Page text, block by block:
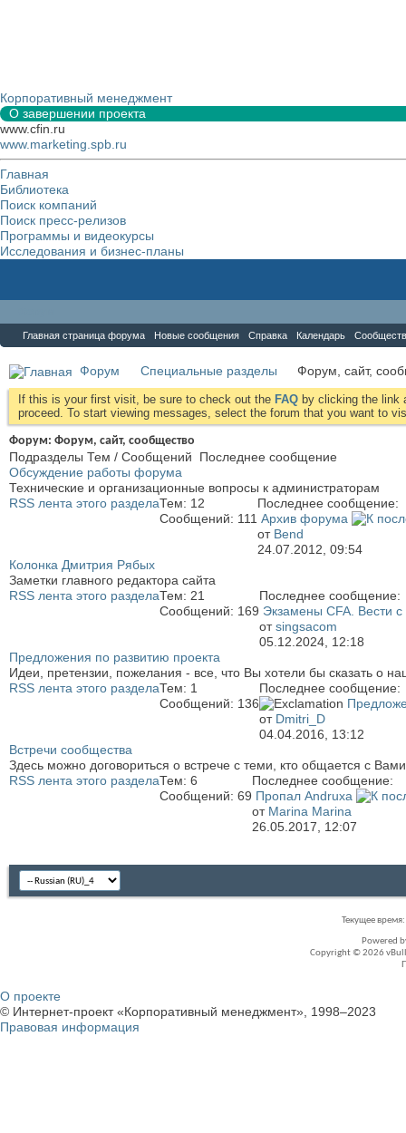
Корпоративный менеджмент
О завершении проекта
www.cfin.ru
www.marketing.spb.ru
Главная
Библиотека
Поиск компаний
Поиск пресс-релизов
Программы и видеокурсы
Исследования и бизнес-планы
Главная страница форума Новые сообщения Справка Календарь
Форум Специальные разделы Форум, сайт,
If this is your first visit, be sure to check out the FAQ by clicking the link
proceed. To start viewing messages, select the forum that you want to
Форум: Форум, сайт, сообщество
Подразделы Тем / Сообщений
Последнее сообщение
Обсуждение работы форума
Технические и организационные вопросы к администраторам
RSS лента этого разделаТем: 12
Сообщений: 111
Последнее сообщение:
Архив форума
от Bend
24.07.2012, 09:54
Колонка Дмитрия Рябых
Заметки главного редактора сайта
RSS лента этого разделаТем: 21
Сообщений: 169
Последнее сообщение:
Экзамены CFA. Вести
отsingsacom
05.12.2024, 12:18
Предложения по развитию проекта
Идеи, претензии, пожелания - все, что Вы хотели бы сказать о
RSS лента этого разделаТем: 1
Сообщений: 136
Последнее сообщение:
от Dmitri_D
04.04.2016, 13:12
Встречи сообщества
Здесь можно договориться о встрече с теми, кто общается с
RSS лента этого разделаТем: 6
Сообщений: 69
Последнее сообщение:
Пропал Andruxa
от Marina Marina
26.05.2017, 12:07
Текущее время:
Powered
Copyright © 2026
О проекте
© Интернет-проект «Корпоративный менеджмент», 1998–2023
Правовая информация